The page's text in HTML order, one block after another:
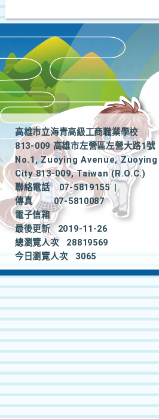
高雄市立海青高級工商職業學校
813-009 高雄市左營區左營大路1號
No.1, Zuoying Avenue,
City 813-009, Taiwan (R.O.C.)
聯絡電話
07-5819155
|
傳真
07-5810087
電子信箱
最後更新
2019-11-26
總瀏覽人次
28819569
今日瀏覽人次
3065